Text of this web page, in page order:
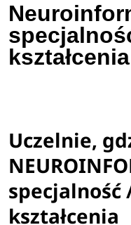
kształcenia
Uczelnie,
specjalność
kształcenia